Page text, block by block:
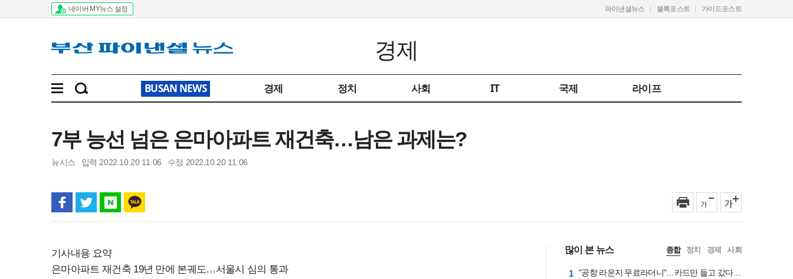
네이버 MY뉴스 설정 파이낸셜뉴스 블록포스트 가이드포스트
경제
BUSAN NEWS 경제 정치 사회 IT 국제 라이프
7부 능선 넘은 은마아파트 재건축…남은 과제는?
뉴시스 입력 2022.10.20 11:06 수정 2022.10.20 11:06
기사내용 요약
은마아파트 재건축 19년 만에 본궤도…서울시 심의 통과
많이 본 뉴스 종합 정치 경제 사회
1 "공항 라운지 무료라더니"…카드만 들고 갔다간 '헛걸음'